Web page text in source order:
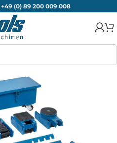
+49 (0) 89 200 009 008